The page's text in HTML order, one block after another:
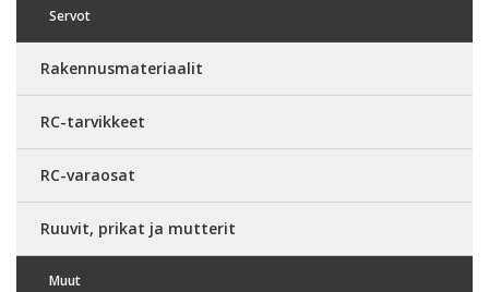
Servot
Rakennusmateriaalit
RC-tarvikkeet
RC-varaosat
Ruuvit, prikat ja mutterit
Muut